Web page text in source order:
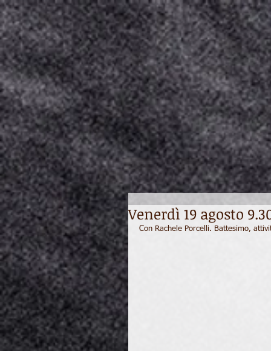
Venerdì 19 agosto
Con Rachele Porcelli. Battesimo,